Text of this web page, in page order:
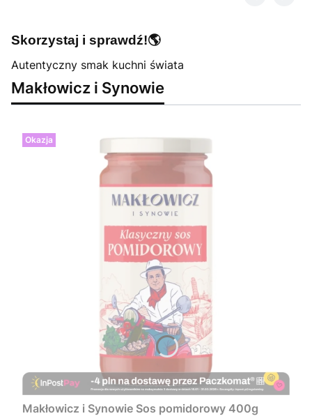
Skorzystaj i sprawdź!🌎
Autentyczny smak kuchni świata
Makłowicz i Synowie
Okazja
Makłowicz i Synowie Sos pomidorowy 400g